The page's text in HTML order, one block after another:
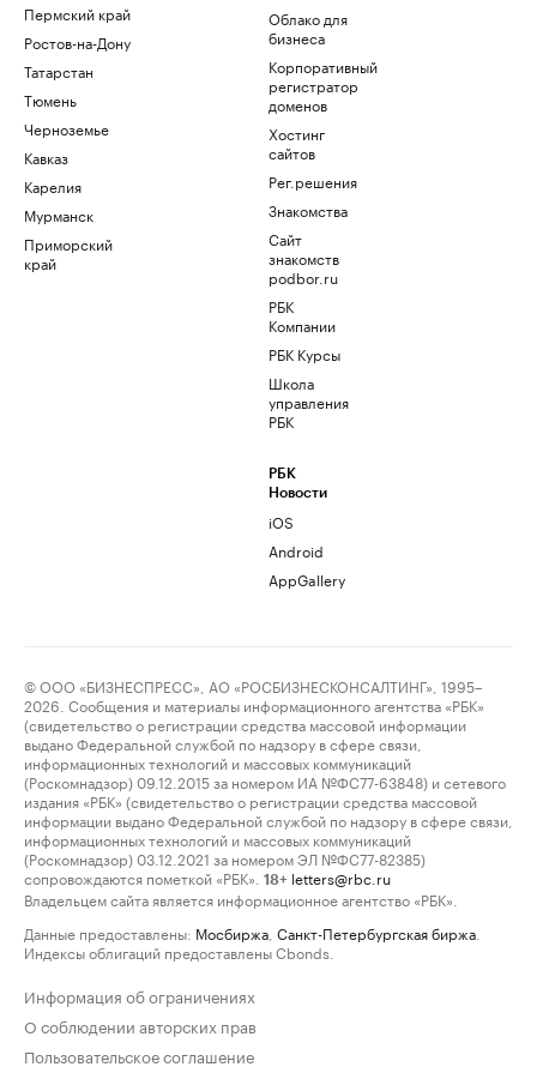
Пермский край
Ростов-на-Дону
Татарстан
Тюмень
Черноземье
Кавказ
Карелия
Мурманск
Приморский
край
Облако для
бизнеса
Корпоративный
регистратор
доменов
Хостинг
сайтов
Рег.решения
Знакомства
Сайт
знакомств
podbor.ru
РБК
Компании
РБК Курсы
Школа
управления
РБК
РБК
Новости
iOS
Android
AppGallery
© ООО «БИЗНЕСПРЕСС», АО «РОСБИЗНЕСКОНСАЛТИНГ», 1995–
2026. Сообщения и материалы информационного агентства «РБК»
(свидетельство о регистрации средства массовой информации
выдано Федеральной службой по надзору в сфере связи,
информационных технологий и массовых коммуникаций
(Роскомнадзор) 09.12.2015 за номером ИА №ФС77-63848) и сетевого
издания «РБК» (свидетельство о регистрации средства массовой
информации выдано Федеральной службой по надзору в сфере связи,
информационных технологий и массовых коммуникаций
(Роскомнадзор) 03.12.2021 за номером ЭЛ №ФС77-82385)
сопровождаются пометкой «РБК».
18+ letters@rbc.ru
Владельцем сайта является информационное агентство «РБК».
Данные предоставлены: Мосбиржа Санкт-Петербургская биржа
Индексы облигаций предоставлены Cbonds.
Информация об ограничениях
О соблюдении авторских прав
Пользовательское соглашение